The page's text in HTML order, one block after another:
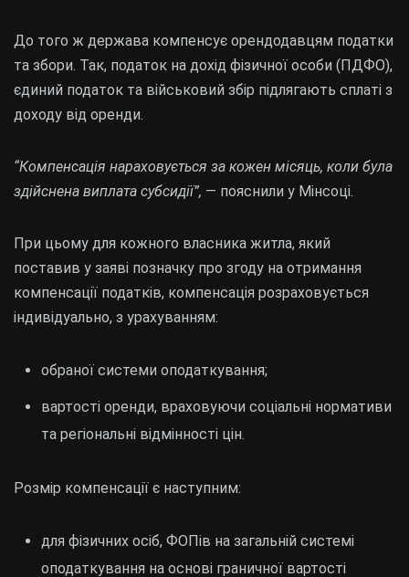
До того ж держава компенсує орендодавцям податки
та збори. Так, податок на дохід фізичної особи (ПДФО),
єдиний податок та військовий збір підлягають сплаті з
доходу від оренди.
“Компенсація нараховується за кожен місяць, коли була
здійснена виплата субсидії”, — пояснили у Мінсоці.
При цьому для кожного власника житла, який
поставив у заяві позначку про згоду на отримання
компенсації податків, компенсація розраховується
індивідуально, з урахуванням:
обраної системи оподаткування;
вартості оренди, враховуючи соціальні нормативи
та регіональні відмінності цін.
Розмір компенсації є наступним:
для фізичних осіб, ФОПів на загальній системі
оподаткування на основі граничної вартості